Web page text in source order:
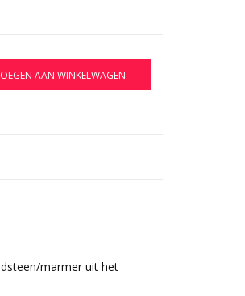
AAN WINKELWAGEN
marmer uit het